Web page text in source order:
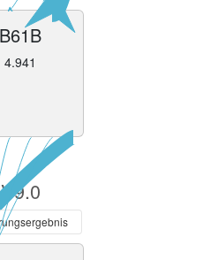
B61B
4.941
V9.0